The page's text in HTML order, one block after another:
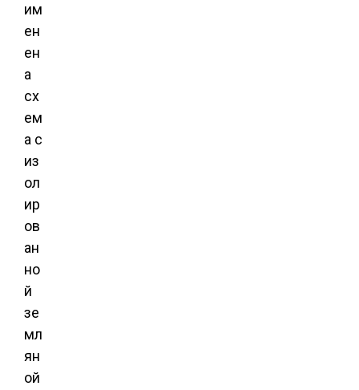
им
ен
ен
а
сх
ем
а с
из
ол
ир
ов
ан
но
й
зе
мл
ян
ой